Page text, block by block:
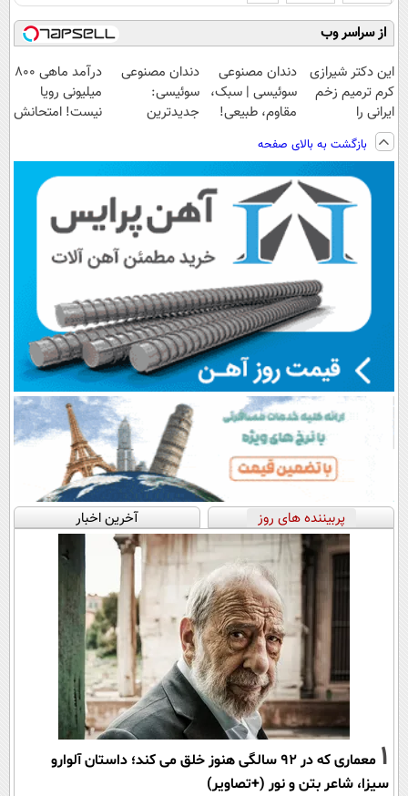
از سراسر وب
این دکتر شیرازی
کرم ترمیم زخم
ایرانی را
ساخت!!!
دندان مصنوعی
سوئیسی | سبک،
مقاوم، طبیعی!
رایگان+پرداخت
اقساطی😍
دندان مصنوعی
سوئیسی:
جدیدترین
پرداخت قسطی
درآمد ماهی 800
میلیونی رویا
نیست! امتحانش
بازگشت به بالای صفحه
پربیننده های روز آخرین اخبار
1
معماری که در 92 سالگی هنوز خلق می کند؛ داستان آلوارو
سیزا، شاعر بتن و نور (+تصاویر)